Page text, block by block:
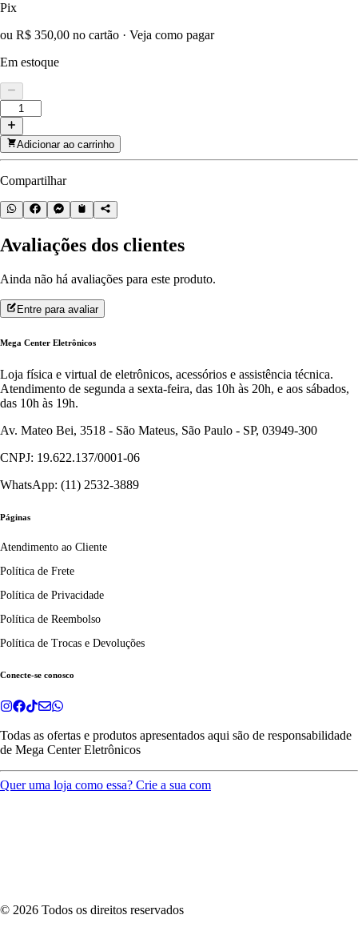
Pix
ou R$ 350,00 no cartão · Veja como pagar
Em estoque
Adicionar ao carrinho
Compartilhar
Avaliações dos clientes
Ainda não há avaliações para este produto.
Entre para avaliar
Mega Center Eletrônicos
Loja física e virtual de eletrônicos, acessórios e assistência técnica.
Atendimento de segunda a sexta-feira, das 10h às 20h, e aos sábados,
das 10h às 19h.
Av. Mateo Bei, 3518 - São Mateus, São Paulo - SP, 03949-300
CNPJ: 19.622.137/0001-06
WhatsApp: (11) 2532-3889
Páginas
Atendimento ao Cliente
Política de Frete
Política de Privacidade
Política de Reembolso
Política de Trocas e Devoluções
Conecte-se conosco
Todas as ofertas e produtos apresentados aqui são de responsabilidade
de Mega Center Eletrônicos
Quer uma loja como essa? Crie a sua com
© 2026 Todos os direitos reservados